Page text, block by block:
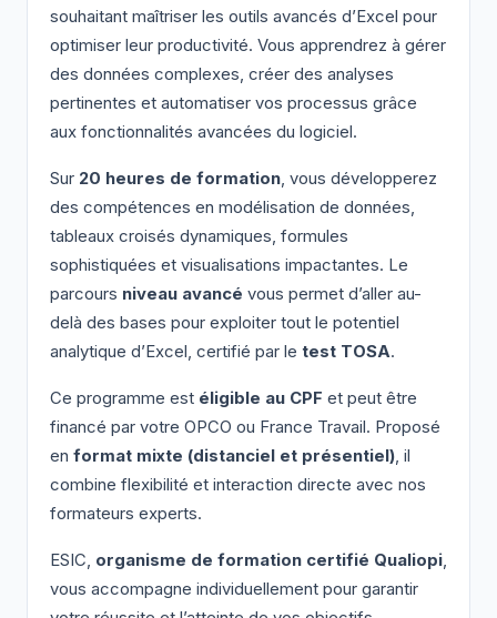
souhaitant maîtriser les outils avancés d’Excel pour
optimiser leur productivité. Vous apprendrez à gérer
des données complexes, créer des analyses
pertinentes et automatiser vos processus grâce
aux fonctionnalités avancées du logiciel.
Sur 20 heures de formation, vous développerez
des compétences en modélisation de données,
tableaux croisés dynamiques, formules
sophistiquées et visualisations impactantes. Le
parcours niveau avancé vous permet d’aller au-
delà des bases pour exploiter tout le potentiel
analytique d’Excel, certifié par le test TOSA.
Ce programme est éligible au CPF et peut être
financé par votre OPCO ou France Travail. Proposé
en format mixte (distanciel et présentiel), il
combine flexibilité et interaction directe avec nos
formateurs experts.
ESIC, organisme de formation certifié Qualiopi,
vous accompagne individuellement pour garantir